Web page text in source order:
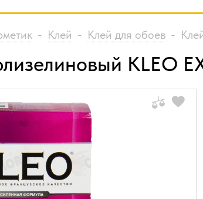
- Клей - Клей для обоев -
KLEO